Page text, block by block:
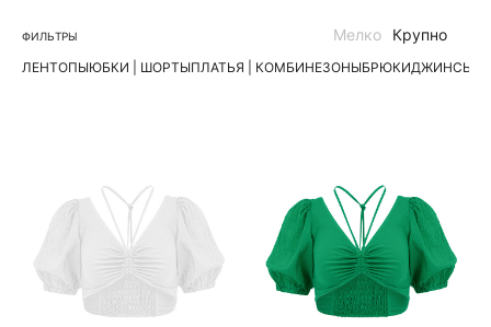
ФИЛЬТРЫ
ЛЕНТОПЫЮБКИ | ШОРТЫПЛАТЬЯ | КОМБИНЕЗОНЫБРЮКИДЖИНСЫ
Мелко Крупно